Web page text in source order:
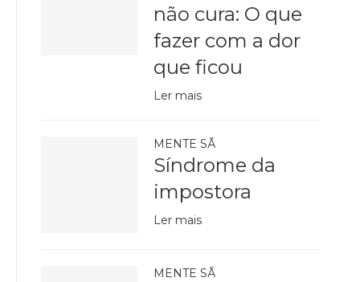
não cura: O que
fazer com a dor
que ficou
Ler mais
MENTE SÃ
Síndrome da
impostora
Ler mais
MENTE SÃ